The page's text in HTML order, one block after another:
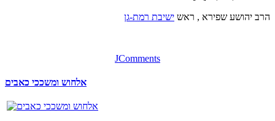
הרב יהושע שפירא , ראש ישיבת רמת-גן
JComments
אלחוש ומשככי כאבים